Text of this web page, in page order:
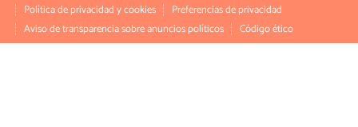
Política de privacidad y cookies
Preferencias de privacidad
Aviso de transparencia sobre anuncios políticos
Código ético